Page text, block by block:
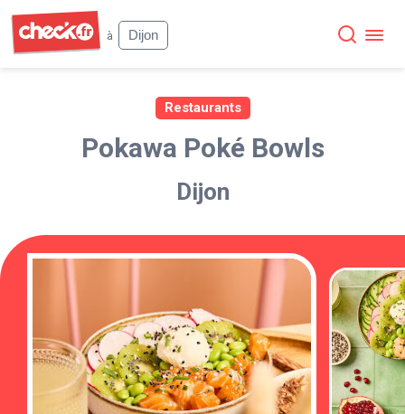
à
Dijon
Restaurants
Pokawa Poké Bowls
Dijon